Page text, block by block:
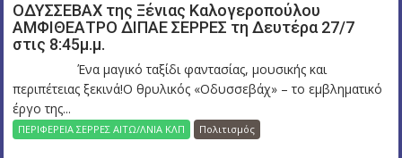
ΟΔΥΣΣΕΒΑΧ της Ξένιας Καλογεροπούλου
ΑΜΦΙΘΕΑΤΡΟ ΔΙΠΑΕ ΣΕΡΡΕΣ τη Δευτέρα 27/7
στις 8:45μ.μ.
Ένα μαγικό ταξίδι φαντασίας, μουσικής και
περιπέτειας ξεκινά!Ο θρυλικός «Οδυσσεβάχ» – το εμβληματικό
έργο της...
ΠΕΡΙΦΕΡΕΙΑ ΣΕΡΡΕΣ ΑΙΤΩ/ΛΝΙΑ ΚΛΠ Πολιτισμός